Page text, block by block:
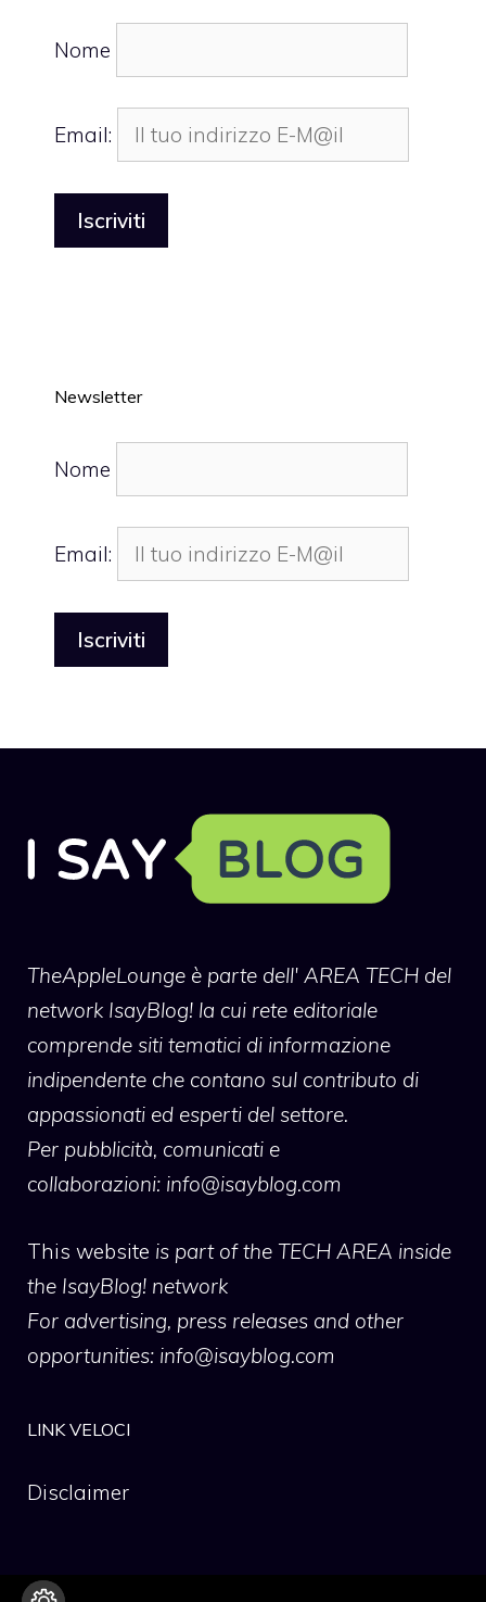
Nome
Email:
Newsletter
Nome
Email:
TheAppleLounge è parte dell' AREA TECH del
network IsayBlog! la cui rete editoriale
comprende siti tematici di informazione
indipendente che contano sul contributo di
appassionati ed esperti del settore.
Per pubblicità, comunicati e
collaborazioni: info@isayblog.com
This website is part of the TECH AREA inside
the IsayBlog! network
For advertising, press releases and other
opportunities: info@isayblog.com
LINK VELOCI
Disclaimer